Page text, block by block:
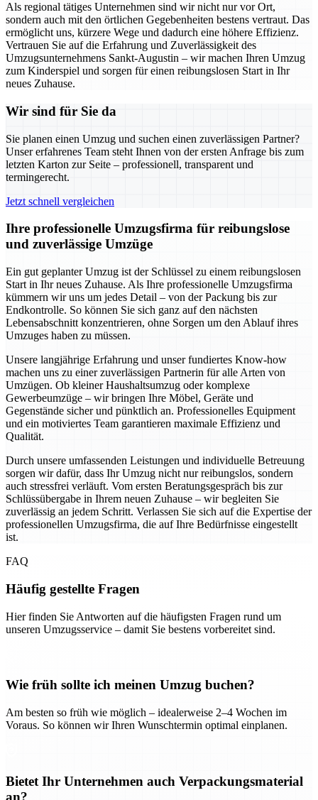
Als regional tätiges Unternehmen sind wir nicht nur vor Ort,
sondern auch mit den örtlichen Gegebenheiten bestens vertraut. Das
ermöglicht uns, kürzere Wege und dadurch eine höhere Effizienz.
Vertrauen Sie auf die Erfahrung und Zuverlässigkeit des
Umzugsunternehmens Sankt-Augustin – wir machen Ihren Umzug
zum Kinderspiel und sorgen für einen reibungslosen Start in Ihr
neues Zuhause.
Wir sind für Sie da
Sie planen einen Umzug und suchen einen zuverlässigen Partner?
Unser erfahrenes Team steht Ihnen von der ersten Anfrage bis zum
letzten Karton zur Seite – professionell, transparent und
termingerecht.
Jetzt schnell vergleichen
Ihre professionelle Umzugsfirma für reibungslose
und zuverlässige Umzüge
Ein gut geplanter Umzug ist der Schlüssel zu einem reibungslosen
Start in Ihr neues Zuhause. Als Ihre professionelle Umzugsfirma
kümmern wir uns um jedes Detail – von der Packung bis zur
Endkontrolle. So können Sie sich ganz auf den nächsten
Lebensabschnitt konzentrieren, ohne Sorgen um den Ablauf ihres
Umzuges haben zu müssen.
Unsere langjährige Erfahrung und unser fundiertes Know-how
machen uns zu einer zuverlässigen Partnerin für alle Arten von
Umzügen. Ob kleiner Haushaltsumzug oder komplexe
Gewerbeumzüge – wir bringen Ihre Möbel, Geräte und
Gegenstände sicher und pünktlich an. Professionelles Equipment
und ein motiviertes Team garantieren maximale Effizienz und
Qualität.
Durch unsere umfassenden Leistungen und individuelle Betreuung
sorgen wir dafür, dass Ihr Umzug nicht nur reibungslos, sondern
auch stressfrei verläuft. Vom ersten Beratungsgespräch bis zur
Schlüssübergabe in Ihrem neuen Zuhause – wir begleiten Sie
zuverlässig an jedem Schritt. Verlassen Sie sich auf die Expertise der
professionellen Umzugsfirma, die auf Ihre Bedürfnisse eingestellt
ist.
FAQ
Häufig gestellte Fragen
Hier finden Sie Antworten auf die häufigsten Fragen rund um
unseren Umzugsservice – damit Sie bestens vorbereitet sind.
Wie früh sollte ich meinen Umzug buchen?
Am besten so früh wie möglich – idealerweise 2–4 Wochen im
Voraus. So können wir Ihren Wunschtermin optimal einplanen.
Bietet Ihr Unternehmen auch Verpackungsmaterial
an?